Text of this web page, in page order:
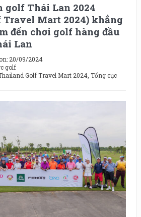
golf Thái Lan 2024
Mart 2024) khẳng
đến chơi golf hàng đầu
Lan
20/09/2024
golf
Golf Travel Mart 2024, Tổng cục